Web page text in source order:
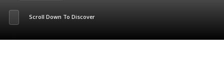
Scroll Down To Discover